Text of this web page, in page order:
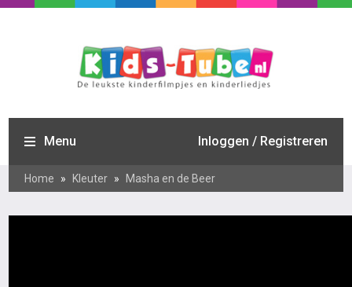
Menu Inloggen / Registreren
Home » Kleuter » Masha en de Beer